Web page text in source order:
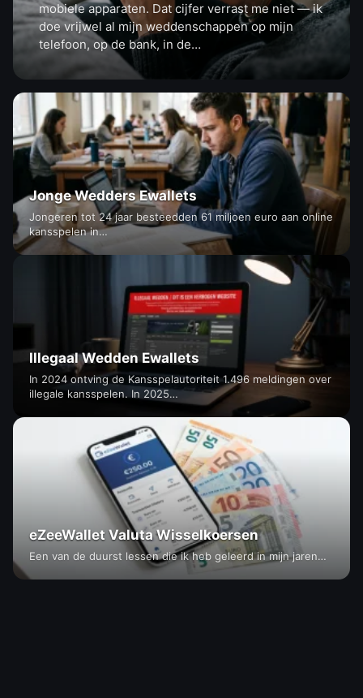
mobiele apparaten. Dat cijfer verrast me niet — ik
doe vrijwel al mijn weddenschappen op mijn
telefoon, op de bank, in de…
Jonge Wedders Ewallets
Jongeren tot 24 jaar besteedden 61 miljoen euro aan online
kansspelen in…
Illegaal Wedden Ewallets
In 2024 ontving de Kansspelautoriteit 1.496 meldingen over
illegale kansspelen. In 2025…
eZeeWallet Valuta Wisselkoersen
Een van de duurst lessen die ik heb geleerd in mijn jaren…